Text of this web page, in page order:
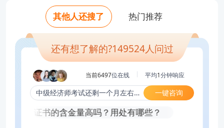
试难度？
老师好，2-3个月备考来得及吗？需要什么
老师好，在职人员一次性通过中级经济师
难吗？
老师好，中级经济师可以挂靠吗？一年多
少钱？
老师好，为什么身边考的人都选人力和工
商考？
老师好，38岁才开始考中级经济师会不会
太迟？
多少工作年限？
老师好，中级经济师考试必须一次性过两
科吗？
老师好，中级经济师一次性通过率高不
高？
老师好，在职人员一次性通过中级经济师
难吗？
老师好，中级经济师可以挂靠吗？一年多
少钱？
其他人还搜了 热门推荐
还有想了解的?149524人问过
当前6497位在线 平均1分钟响应
中级经济师考试还剩一个月左右，该怎么复习？ 一键咨询
经济师证书的含金量高吗？用处有哪些？